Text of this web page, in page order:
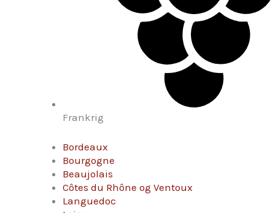
Frankrig
Bordeaux
Bourgogne
Beaujolais
Côtes du Rhône og Ventoux
Languedoc